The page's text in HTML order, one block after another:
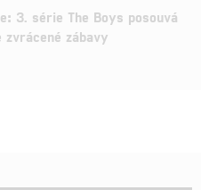
3. série The Boys posouvá
zvrácené zábavy